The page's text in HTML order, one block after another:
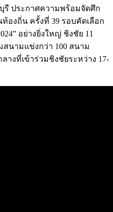
รี ประกาศความพร้อมจัดศึก
องถิ่น ครั้งที่ 39 รอบคัดเลือก
อย่างยิ่งใหญ่ ชิงชัย 11
นามแข่งกว่า 100 สนาม
งที่เข้าร่วมชิงชัยระหว่าง 17-